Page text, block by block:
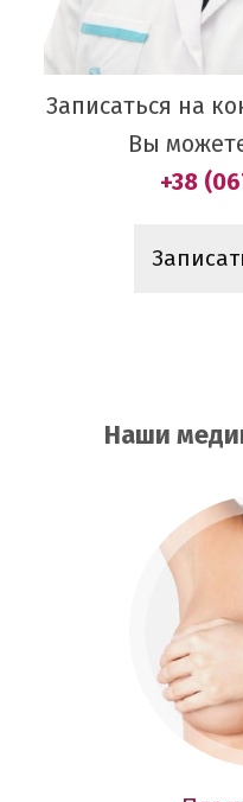
Записаться на
Вы
+38
Наши